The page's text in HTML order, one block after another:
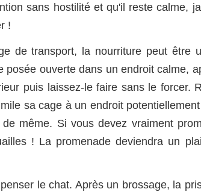
sans hostilité et qu'il reste calme,
!
de transport, la nourriture peut être
posée ouverte dans un endroit calme,
puis laissez-le faire sans le forcer.
sa cage à un endroit
même. Si vous devez vraiment
! La promenade deviendra un
le chat. Après un brossage, la